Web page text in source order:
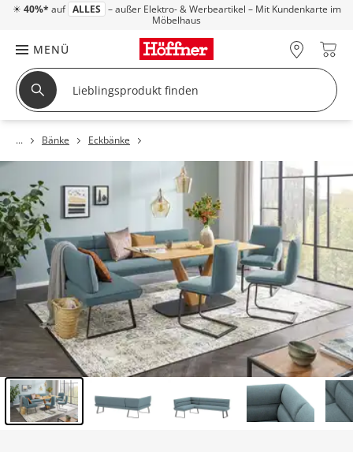
☀ 40%* auf ALLES – außer Elektro- & Werbeartikel – Mit Kundenkarte im
Möbelhaus
MENÜ
Bänke Eckbänke